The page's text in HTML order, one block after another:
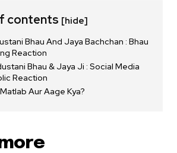
contents [hide]
Bhau And Jaya Bachchan : Bhau
Reaction
Bhau & Jaya Ji : Social Media
Reaction
Aur Aage Kya?